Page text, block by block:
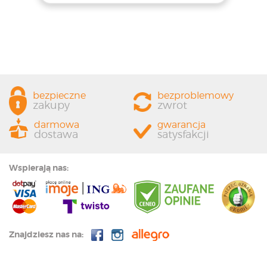
bezpieczne
zakupy
bezproblemowy
zwrot
darmowa
dostawa
gwarancja
satysfakcji
Wspierają nas:
Znajdziesz nas na: